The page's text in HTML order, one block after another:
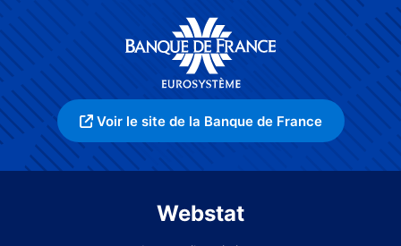
Voir le site de la Banque de France
Webstat